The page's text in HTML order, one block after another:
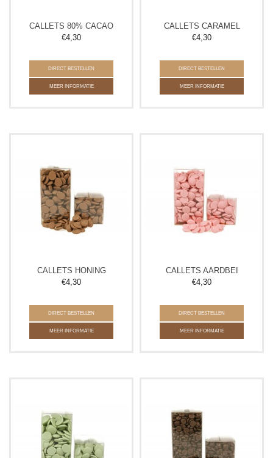
CALLETS 80% CACAO
€4,30
DIRECT BESTELLEN
MEER INFORMATIE
CALLETS CARAMEL
€4,30
DIRECT BESTELLEN
MEER INFORMATIE
CALLETS HONING
€4,30
DIRECT BESTELLEN
MEER INFORMATIE
CALLETS AARDBEI
€4,30
DIRECT BESTELLEN
MEER INFORMATIE